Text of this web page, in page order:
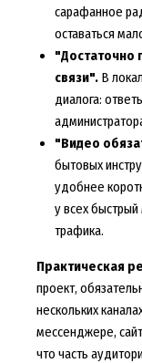
сарафанное
оставаться
"Достаточно
связи".В
диалога:
"Видео
бытовых
удобнее
у всех
трафика.
Практическая
проект,
нескольких
мессенджере,
что часть